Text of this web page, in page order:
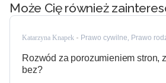
Może Cię również
Katarzyna Knapek Prawo cywilne, Prawo
Rozwód za porozumieniem stron,
bez?